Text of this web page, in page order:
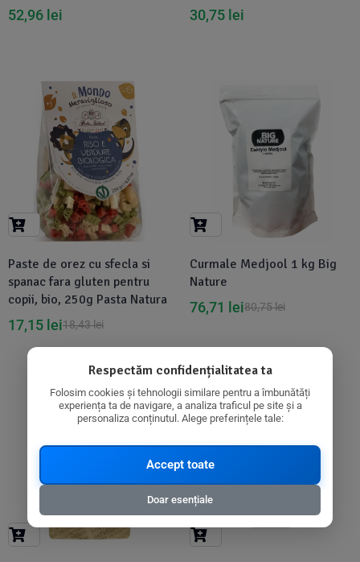
52,96 lei 30,75 lei
-7%
Paste de orez cu sfecla si
spanac fara gluten pentru
copii, bio, 250g Pasta Natura
18,43lei
17,15 lei
-5%
Curmale Medjool 1 kg Big
Nature
80,75lei
76,71 lei
-16%
Respectăm confidențialitatea ta
Folosim cookies și tehnologii similare pentru a îmbunătăți
experiența ta de navigare, a analiza traficul pe site și a
personaliza conținutul. Alege preferințele tale:
Accept toate
Doar esențiale